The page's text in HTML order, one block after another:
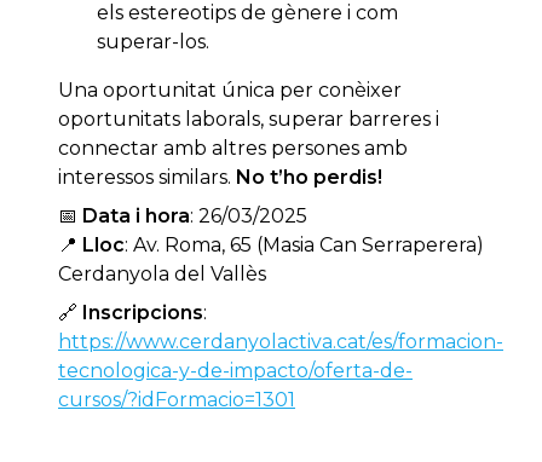
els estereotips de gènere i com
superar-los.
Una oportunitat única per conèixer
oportunitats laborals, superar barreres i
connectar amb altres persones amb
interessos similars. No t’ho perdis!
📅 Data i hora: 26/03/2025
📍 Lloc: Av. Roma, 65 (Masia Can Serraperera)
Cerdanyola del Vallès
🔗 Inscripcions:
https://www.cerdanyolactiva.cat/es/formacion-
tecnologica-y-de-impacto/oferta-de-
cursos/?idFormacio=1301